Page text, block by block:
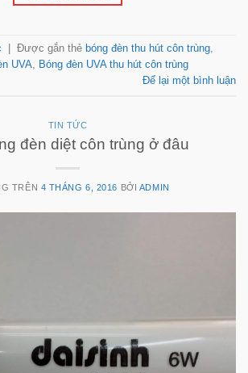
Được gắn thẻ bóng đèn thu hút côn trùng,
UVA, Bóng đèn UVA thu hút côn trùng
Để lại một bình luận
TIN TỨC
đèn diệt côn trùng ở đâu
TRÊN 4 THÁNG 6, 2016 BỞI ADMIN